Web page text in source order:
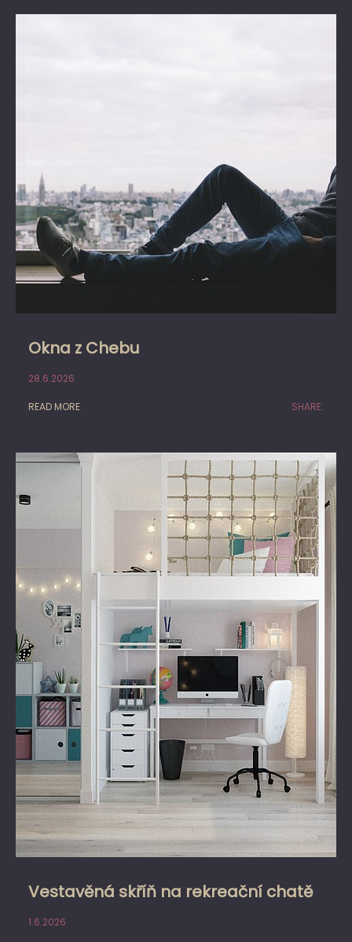
Okna z Chebu
28.6.2026
READ MORE SHARE:
Vestavěná skříň na rekreační chatě
1.6.2026